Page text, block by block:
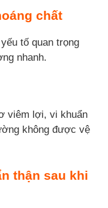
chất
tố quan trọng
nhanh.
viêm lợi, vi khuẩn
không được vệ
thận sau khi